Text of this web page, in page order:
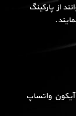
از پارکینگ
آیکون واتساپ